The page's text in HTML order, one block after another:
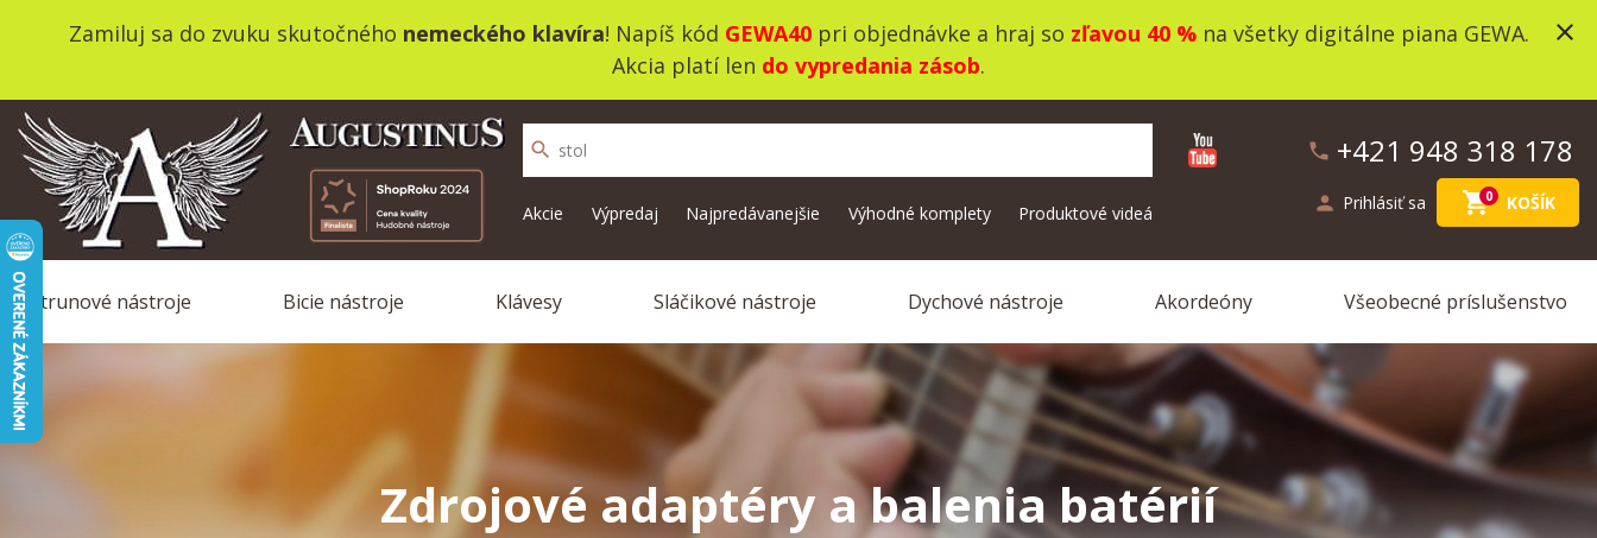
Zamiluj sa do zvuku skutočného nemeckého klavíra! Napíš kód GEWA40pri objednávke a hraj so zľavou 40 %na všetky digitálne piana GEWA.
Akcia platí len do vypredania zásob.
close
phone +421 948 318 178
person Prihlásiť sa shopping_cart0 KOŠÍK
search
Akcie Výpredaj Najpredávanejšie Výhodné komplety Produktové videá
Strunové nástroje Bicie nástroje Klávesy Sláčikové nástroje Dychové nástroje Akordeóny Všeobecné príslušenstvo
Zdrojové adaptéry a balenia batérií